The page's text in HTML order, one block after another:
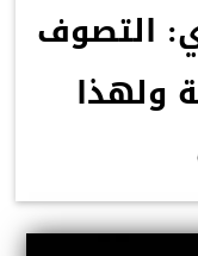
التصوف
ولهذا